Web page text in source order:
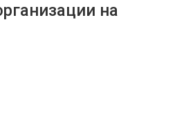
на